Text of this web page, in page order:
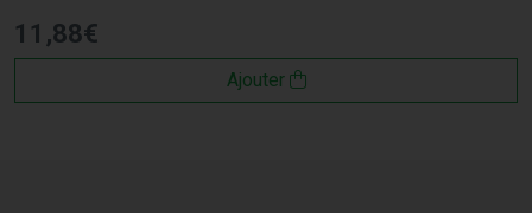
11 ,88€
Ajouter